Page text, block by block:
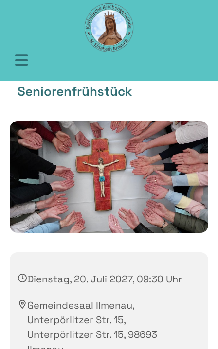
Seniorenfrühstück
Dienstag, 20. Juli 2027, 09:30 Uhr
Gemeindesaal Ilmenau,
Unterpörlitzer Str. 15,
Unterpörlitzer Str. 15, 98693